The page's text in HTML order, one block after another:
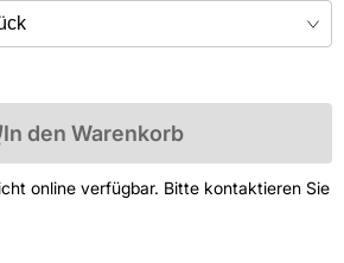
In den Warenkorb
online verfügbar. Bitte kontaktieren Sie